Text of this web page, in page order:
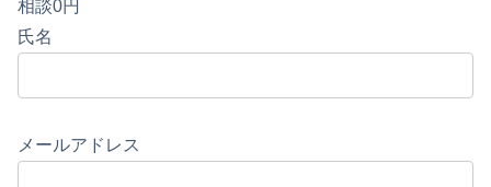
相談0円
氏名
メールアドレス